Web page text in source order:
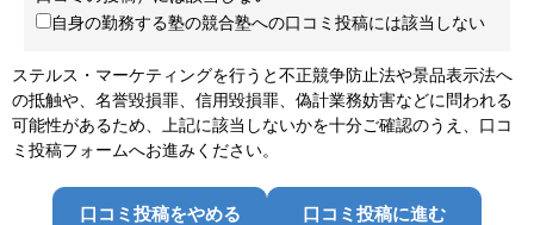
自身の勤務する塾の競合塾への口コミ投稿には該当しない
ステルス・マーケティングを行うと不正競争防止法や景品表示法へ
の抵触や、名誉毀損罪、信用毀損罪、偽計業務妨害などに問われる
可能性があるため、上記に該当しないかを十分ご確認のうえ、口コ
ミ投稿フォームへお進みください。
口コミ投稿をやめる 口コミ投稿に進む